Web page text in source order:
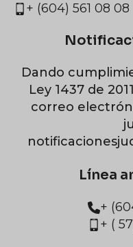
+ (604) 561 08 08
Dando
Ley 1437 de
correo
Línea
+
+ (